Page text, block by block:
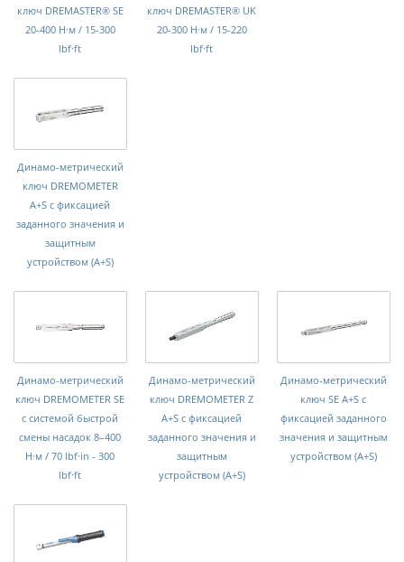
ключ DREMASTER® SE
20-400 Н·м / 15-300
lbf·ft
ключ DREMASTER® UK
20-300 Н·м / 15-220
lbf·ft
Динамо-метрический
ключ DREMOMETER
A+S с фиксацией
заданного значения и
защитным
устройством (A+S)
Динамо-метрический
ключ DREMOMETER SE
с системой быстрой
смены насадок 8–400
Н·м / 70 lbf·in - 300
lbf·ft
Динамо-метрический
ключ DREMOMETER Z
A+S с фиксацией
заданного значения и
защитным
устройством (A+S)
Динамо-метрический
ключ SE A+S с
фиксацией заданного
значения и защитным
устройством (A+S)